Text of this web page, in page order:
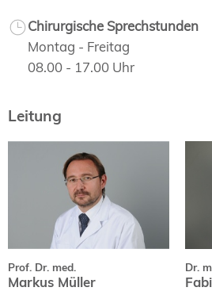
Chirurgische Sprechstunden
Montag - Freitag
08.00 - 17.00 Uhr
Leitung
Prof. Dr. med.
Markus Müller
Prof. Dr. med.
Markus Müller
Curriculum Vitae
Fachpublikationen
Dr.